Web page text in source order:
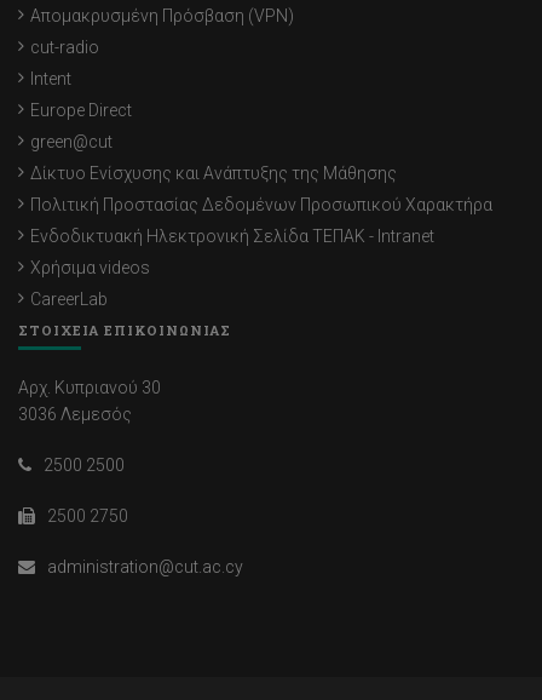
Απομακρυσμένη Πρόσβαση (VPN)
cut-radio
Intent
Europe Direct
green@cut
Δίκτυο Ενίσχυσης και Ανάπτυξης της Μάθησης
Πολιτική Προστασίας Δεδομένων Προσωπικού Χαρακτήρα
Ενδοδικτυακή Ηλεκτρονική Σελίδα ΤΕΠΑΚ - Intranet
Χρήσιμα videos
CareerLab
ΣΤΟΙΧΕΙΑ ΕΠΙΚΟΙΝΩΝΙΑΣ
Αρχ. Κυπριανού 30
3036 Λεμεσός
2500 2500
2500 2750
administration@cut.ac.cy